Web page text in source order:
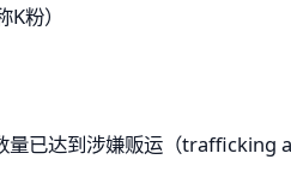
粉）
量已达到涉嫌贩运（trafficking